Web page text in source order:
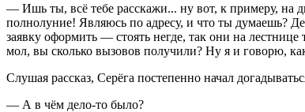
— Ишь ты, всё тебе расскажи... ну вот, к примеру, на
полнолуние! Являюсь по адресу, и что ты думаешь?
заявку оформить — стоять негде, так они на
мол, вы сколько вызовов получили? Ну я и говорю,
Слушая рассказ, Серёга постепенно начал
— А в чём дело-то было?